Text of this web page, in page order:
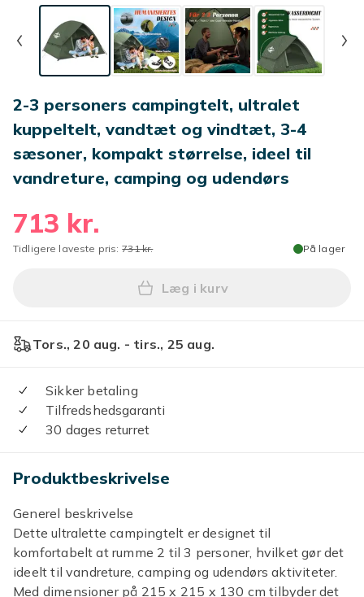
2-3 personers campingtelt, ultralet
kuppeltelt, vandtæt og vindtæt, 3-4
sæsoner, kompakt størrelse, ideel til
vandreture, camping og udendørs
713 kr.
Tidligere laveste pris: 731 kr. På lager
Læg 2-3 personers
Læg i kurv
Tors., 20 aug. - tirs., 25 aug.
Sikker betaling
Tilfredshedsgaranti
30 dages returret
Produktbeskrivelse
Generel beskrivelse
Dette ultralette campingtelt er designet til
komfortabelt at rumme 2 til 3 personer, hvilket gør det
ideelt til vandreture, camping og udendørs aktiviteter.
Med dimensioner på 215 x 215 x 130 cm tilbyder det